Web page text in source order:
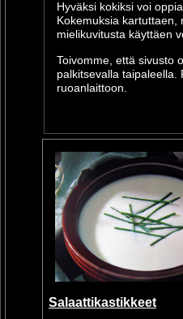
Hyväksi kokiksi voi
Kokemuksia kartuttaen,
mielikuvitusta käyttäen
Toivomme, että sivusto
palkitsevalla taipaleella.
ruoanlaittoon.
Salaattikastikkeet